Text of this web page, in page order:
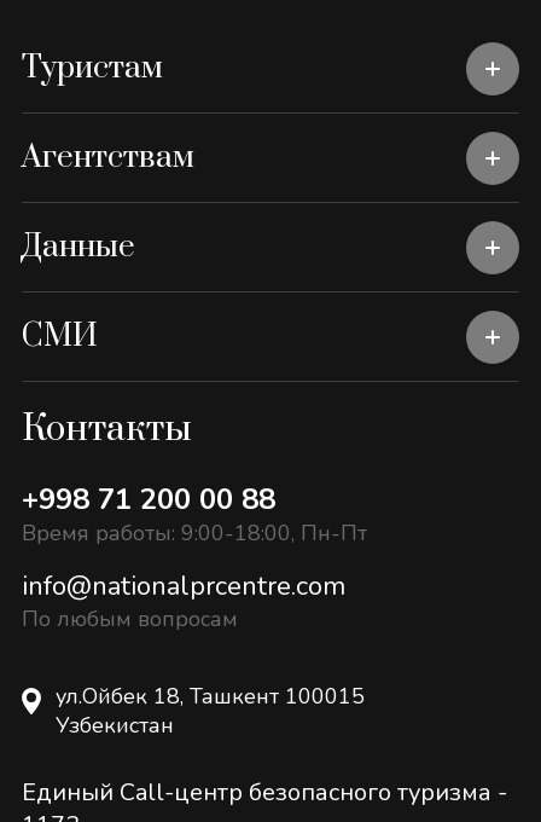
Туристам
Агентствам
Данные
СМИ
Контакты
+998 71 200 00 88
Время работы: 9:00-18:00, Пн-Пт
info@nationalprcentre.com
По любым вопросам
ул.Ойбек 18, Ташкент 100015
Узбекистан
Единый Call-центр безопасного туризма -